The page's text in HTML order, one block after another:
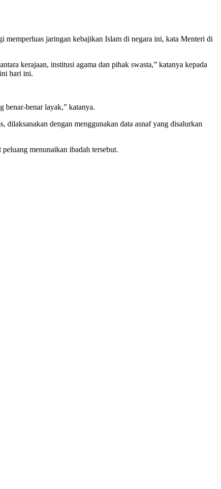
memperluas jaringan kebajikan Islam di negara ini, kata Menteri di
kerajaan, institusi agama dan pihak swasta,” katanya kepada
hari ini.
benar-benar layak,” katanya.
dengan menggunakan data asnaf yang disalurkan
menunaikan ibadah tersebut.